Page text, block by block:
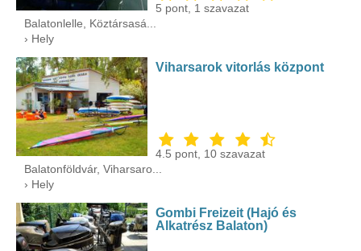
5 pont, 1 szavazat
Balatonlelle, Köztársasá...
› Hely
Viharsarok vitorlás központ
4.5 pont, 10 szavazat
Balatonföldvár, Viharsaro...
› Hely
Gombi Freizeit (Hajó és
Alkatrész Balaton)